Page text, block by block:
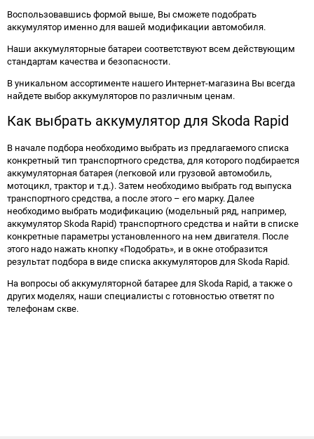
Воспользовавшись формой выше, Вы сможете подобрать
аккумулятор именно для вашей модификации автомобиля.
Наши аккумуляторные батареи соответствуют всем действующим
стандартам качества и безопасности.
В уникальном ассортименте нашего Интернет-магазина Вы всегда
найдете выбор аккумуляторов по различным ценам.
Как выбрать аккумулятор для Skoda Rapid
В начале подбора необходимо выбрать из предлагаемого списка
конкретный тип транспортного средства, для которого подбирается
аккумуляторная батарея (легковой или грузовой автомобиль,
мотоцикл, трактор и т.д.). Затем необходимо выбрать год выпуска
транспортного средства, а после этого – его марку. Далее
необходимо выбрать модификацию (модельный ряд, например,
аккумулятор Skoda Rapid) транспортного средства и найти в списке
конкретные параметры установленного на нем двигателя. После
этого надо нажать кнопку «Подобрать», и в окне отобразится
результат подбора в виде списка аккумуляторов для Skoda Rapid.
На вопросы об аккумуляторной батарее для Skoda Rapid, а также о
других моделях, наши специалисты с готовностью ответят по
телефонам скве.